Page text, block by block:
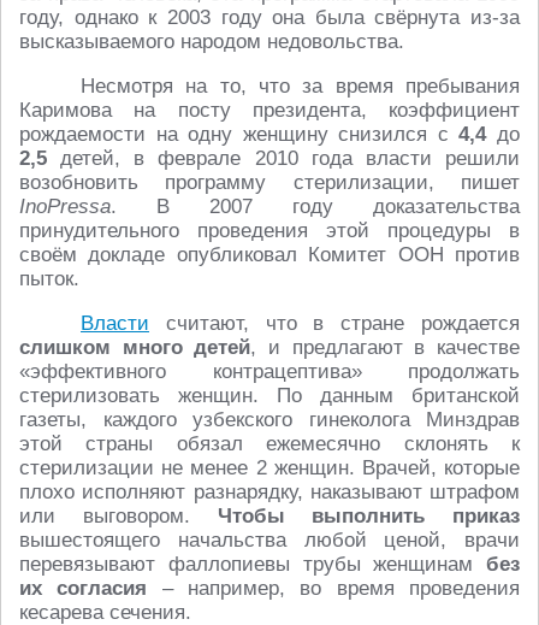
году, однако к 2003 году она была свёрнута из-за
высказываемого народом недовольства.
Несмотря на то, что за время пребывания
Каримова на посту президента, коэффициент
рождаемости на одну женщину снизился с4,4до
2,5 детей, в феврале 2010 года власти решили
возобновить программу стерилизации, пишет
InoPressa. В 2007 году доказательства
принудительного проведения этой процедуры в
своём докладе опубликовал Комитет ООН против
пыток.
Власти считают, что в стране рождается
слишком много детей, и предлагают в качестве
«эффективного контрацептива» продолжать
стерилизовать женщин. По данным британской
газеты, каждого узбекского гинеколога Минздрав
этой страны обязал ежемесячно склонять к
стерилизации не менее 2 женщин. Врачей, которые
плохо исполняют разнарядку, наказывают штрафом
или выговором. Чтобы выполнить приказ
вышестоящего начальства любой ценой, врачи
перевязывают фаллопиевы трубы женщинам без
их согласия – например, во время проведения
кесарева сечения.